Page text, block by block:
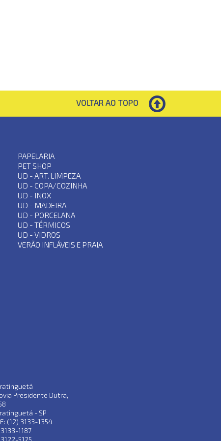
VOLTAR AO TOPO
PAPELARIA
PET SHOP
UD - ART. LIMPEZA
UD - COPA/COZINHA
UD - INOX
UD - MADEIRA
UD - PORCELANA
UD - TÉRMICOS
UD - VIDROS
VERÃO INFLÁVEIS E PRAIA
Presidente Dutra,
- SP
(12) 3133-1354
1187
5125